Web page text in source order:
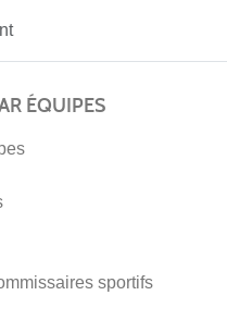
ÉQUIPES
sportifs